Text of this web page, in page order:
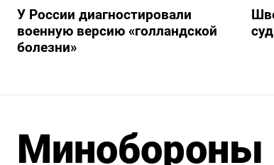
У России диагностировали
военную версию «голландской
болезни»
Минобороны